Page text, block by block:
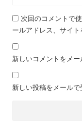
次回のコメントで
ールアドレス、サイト
新しいコメントをメー
新しい投稿をメールで